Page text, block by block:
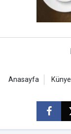
Anasayfa Künye